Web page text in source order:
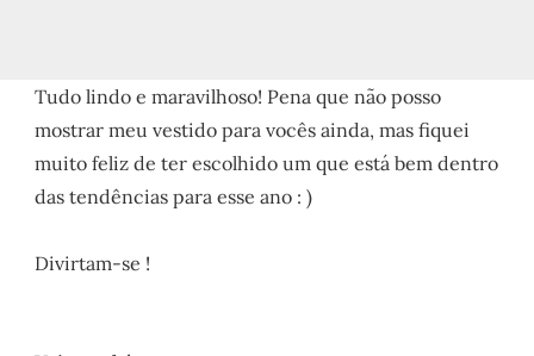
Tudo lindo e maravilhoso! Pena que não posso
mostrar meu vestido para vocês ainda, mas fiquei
muito feliz de ter escolhido um que está bem dentro
das tendências para esse ano : )
Divirtam-se !